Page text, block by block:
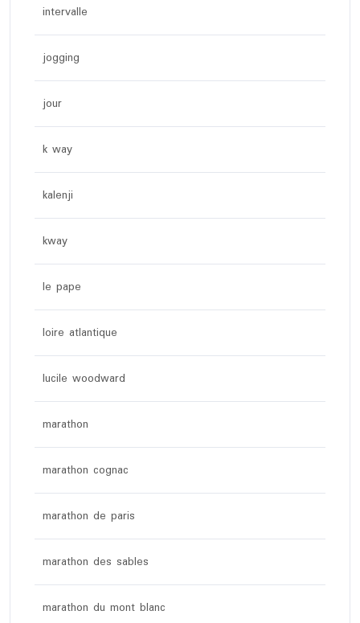
intervalle
jogging
jour
k way
kalenji
kway
le pape
loire atlantique
lucile woodward
marathon
marathon cognac
marathon de paris
marathon des sables
marathon du mont blanc